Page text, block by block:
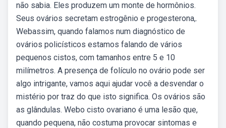
não sabia. Eles produzem um monte de hormônios.
Seus ovários secretam estrogênio e progesterona,.
Webassim, quando falamos num diagnóstico de
ovários policísticos estamos falando de vários
pequenos cistos, com tamanhos entre 5 e 10
milímetros. A presença de folículo no ovário pode ser
algo intrigante, vamos aqui ajudar você a desvendar o
mistério por traz do que isto significa. Os ovários são
as glândulas. Webo cisto ovariano é uma lesão que,
quando pequena, não costuma provocar sintomas e